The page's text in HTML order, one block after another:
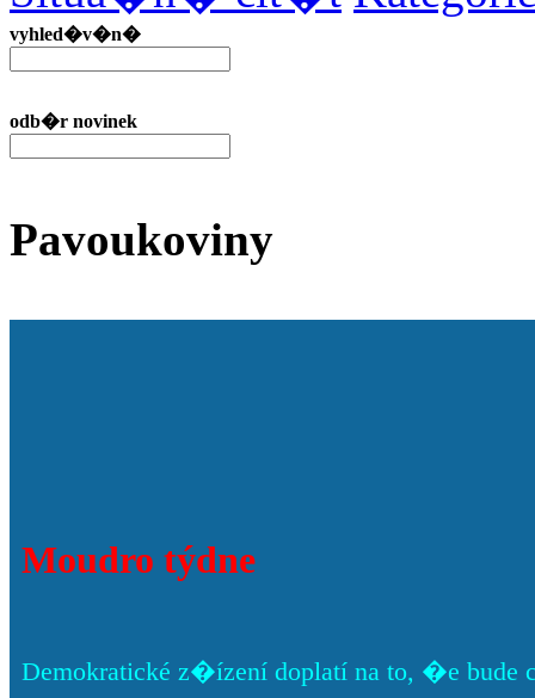
vyhled�v�n�
odb�r novinek
Pavoukoviny
Moudro týdne
Demokratické z�ízení doplatí na to, �e